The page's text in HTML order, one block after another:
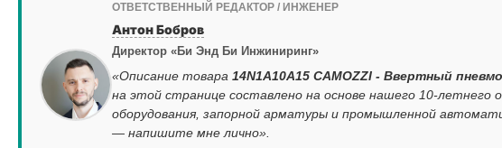
ОТВЕТСТВЕННЫЙ РЕДАКТОР / ИНЖЕНЕР
Антон Бобров
Директор «Би Энд Би Инжиниринг»
«Описание товара 14N1A10A15 CAMOZZI - Ввертный
на этой странице составлено на основе нашего 10-
оборудования, запорной арматуры и промышленной
— напишите мне лично».